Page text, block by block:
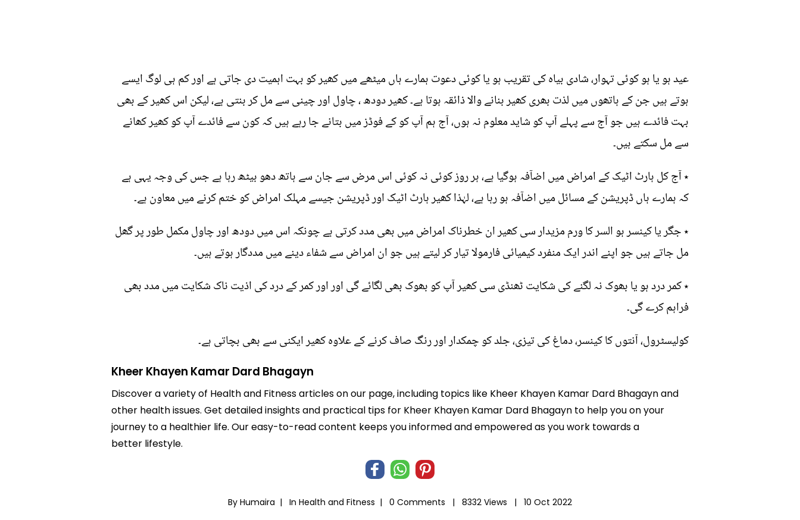
عید ہو یا ہو کوئی تہوار، شادی بیاہ کی تقریب ہو یا کوئی دعوت ہمارے ہاں میٹھے میں کھیر کو بہت اہمیت دی جاتی ہے اور کم ہی لوگ ایسے
ہوتے ہیں جن کے ہاتھوں میں لذت بھری کھیر بنانے والا ذائقہ ہوتا ہے۔ کھیر دودھ ، چاول اور چینی سے مل کر بنتی ہے، لیکن اس کھیر کے بھی
بہت فائدے ہیں جو آج سے پہلے آپ کو شاید معلوم نہ ہوں، آج ہم آپ کو کے فوڈز میں بتانے جا رہے ہیں کہ کون سے فائدے آپ کو کھیر کھانے
سے مل سکتے ہیں۔
٭ آج کل ہارٹ اٹیک کے امراض میں اضآفہ ہوگیا ہے، ہر روز کوئی نہ کوئی اس مرض سے جان سے ہاتھ دھو بیٹھ رہا ہے جس کی وجہ یہی ہے
کہ ہمارے ہاں ڈپریشن کے مسائل میں اضآفہ ہو رہا ہے، لہٰذا کھیر ہارٹ اٹیک اور ڈپریشن جیسے مہلک امراض کو ختم کرنے میں معاون ہے۔
٭ جگر یا کینسر ہو السر کا ورم مزیدار سی کھیر ان خطرناک امراض میں بھی مدد کرتی ہے چونکہ اس میں دودھ اور چاول مکمل طور پر گھل
مل جاتے ہیں جو اپنے اندر ایک منفرد کیمیائی فارمولا تیار کر لیتے ہیں جو ان امراض سے شفاء دینے میں مددگار ہوتے ہیں۔
٭ کمر درد ہو یا بھوک نہ لگنے کی شکایت ٹھنڈی سی کھیر آپ کو بھوک بھی لگائے گی اور اور کمر کے درد کی اذیت ناک شکایت میں مدد بھی
فراہم کرے گی۔
کولیسٹرول، آنتوں کا کینسر، دماغ کی تیزی، جلد کو چمکدار اور رنگ صاف کرنے کے علاوہ کھیر ایکنی سے بھی بچاتی ہے۔
Kheer Khayen Kamar Dard Bhagayn
Discover a variety of Health and Fitness articles on our page, including topics like Kheer Khayen Kamar Dard Bhagayn and
other health issues. Get detailed insights and practical tips for Kheer Khayen Kamar Dard Bhagayn to help you on your
journey to a healthier life. Our easy-to-read content keeps you informed and empowered as you work towards a
better lifestyle.
By Humaira | In Health and Fitness | 0 Comments | 8332 Views | 10 Oct 2022